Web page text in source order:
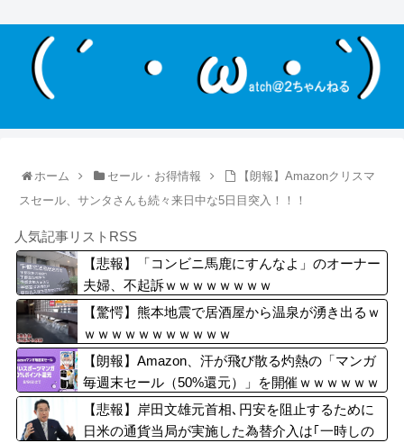
ホーム セール・お得情報
【朗報】Amazonクリスマ
スセール、サンタさんも続々来日中な5日目突入！！！
人気記事リストRSS
【悲報】「コンビニ馬鹿にすんなよ」のオーナー
夫婦、不起訴ｗｗｗｗｗｗｗｗ
【驚愕】熊本地震で居酒屋から温泉が湧き出るｗ
ｗｗｗｗｗｗｗｗｗｗｗ
【朗報】Amazon、汗が飛び散る灼熱の「マンガ
毎週末セール（50%還元）」を開催ｗｗｗｗｗｗ
ｗｗｗｗ
【悲報】岸田文雄元首相､円安を阻止するために
日米の通貨当局が実施した為替介入は｢一時しの